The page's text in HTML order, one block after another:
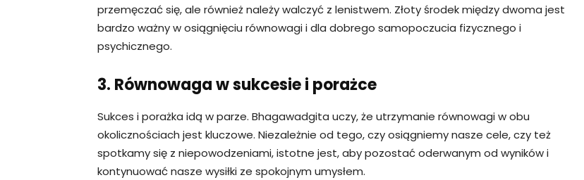
przemęczać się, ale również należy walczyć z lenistwem. Złoty środek między dwoma jest
bardzo ważny w osiągnięciu równowagi i dla dobrego samopoczucia fizycznego i
psychicznego.
3. Równowaga w sukcesie i porażce
Sukces i porażka idą w parze. Bhagawadgita uczy, że utrzymanie równowagi w obu
okolicznościach jest kluczowe. Niezależnie od tego, czy osiągniemy nasze cele, czy też
spotkamy się z niepowodzeniami, istotne jest, aby pozostać oderwanym od wyników i
kontynuować nasze wysiłki ze spokojnym umysłem.